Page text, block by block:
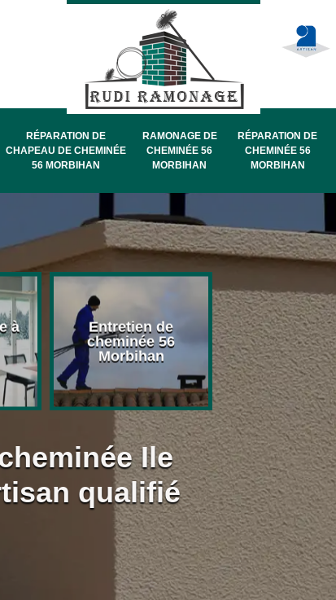
RÉPARATION DE
CHAPEAU DE CHEMINÉE
56 MORBIHAN
RAMONAGE DE
CHEMINÉE 56
MORBIHAN
RÉPARATION DE
CHEMINÉE 56
MORBIHAN
à
Entretien de
cheminée 56
Morbihan
Pose de
de cheminée
Morbihan
Ile
qualifié